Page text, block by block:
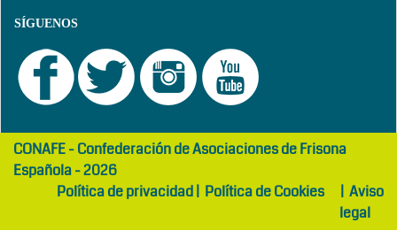
SÍGUENOS
girls
abaya
maltepe
otelCONAFE - Confederación de Asociaciones de Frisona
Española - 2026
Política de privacidad| Política de Cookies | Aviso
legal